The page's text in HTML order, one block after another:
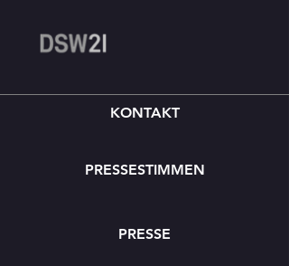
KONTAKT
PRESSESTIMMEN
PRESSE